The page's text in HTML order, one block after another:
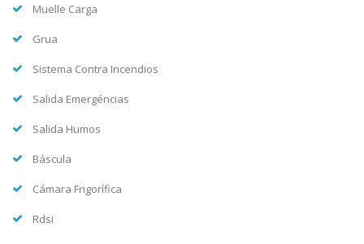
Muelle Carga
Grua
Sistema Contra Incendios
Salida Emergéncias
Salida Humos
Báscula
Cámara Frigorífica
Rdsi